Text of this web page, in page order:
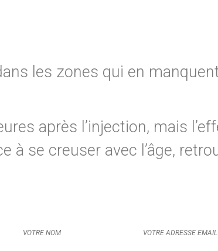
les zones qui en
après l’injection, mais
se creuser avec l’âge,